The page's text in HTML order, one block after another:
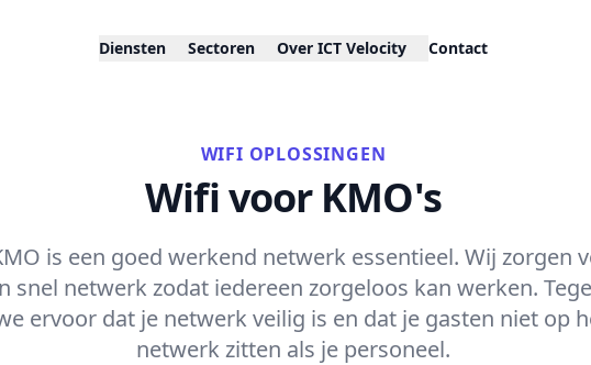
Diensten Sectoren Over ICT Velocity Contact
WIFI OPLOSSINGEN
Wifi voor KMO's
is een goed werkend netwerk essentieel. Wij zorgen
snel netwerk zodat iedereen zorgeloos kan werken.
ervoor dat je netwerk veilig is en dat je gasten niet op
netwerk zitten als je personeel.